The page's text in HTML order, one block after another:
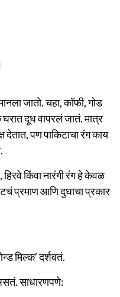
जातो. चहा, कॉफी, गोड
घरात दूध वापरलं जातं. मात्र
पण पाकिटाचा रंग काय
किंवा नारंगी रंग हे केवळ
प्रमाण आणि दुधाचा प्रकार
मिल्क’ दर्शवतं.
साधारणपणे: